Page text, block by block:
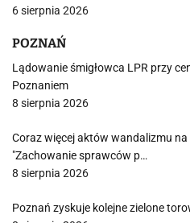
6 sierpnia 2026
POZNAŃ
Lądowanie śmigłowca LPR przy
Poznaniem
8 sierpnia 2026
Coraz więcej aktów wandalizmu
"Zachowanie sprawców p…
8 sierpnia 2026
Poznań zyskuje kolejne zielone